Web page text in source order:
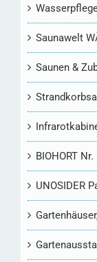
Saunawelt
Saunen &
BIOHORT
UNOSIDER